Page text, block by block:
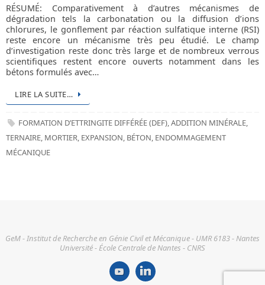
RÉSUMÉ: Comparativement à d’autres mécanismes de
dégradation tels la carbonatation ou la diffusion d’ions
chlorures, le gonflement par réaction sulfatique interne (RSI)
reste encore un mécanisme très peu étudié. Le champ
d’investigation reste donc très large et de nombreux verrous
scientifiques restent encore ouverts notamment dans les
bétons formulés avec…
LIRE LA SUITE…
FORMATION D’ETTRINGITE DIFFÉRÉE (DEF),ADDITION MINÉRALE,
TERNAIRE, MORTIER, EXPANSION, BÉTON, ENDOMMAGEMENT
MÉCANIQUE
GeM - Institut de Recherche en Génie Civil et Mécanique - UMR 6183 - Nantes
Université - École Centrale de Nantes - CNRS